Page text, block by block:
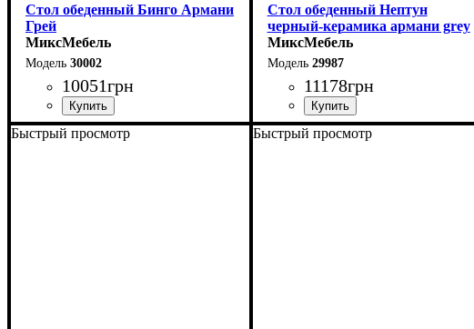
Стол обеденный Бинго Армани
Грей
МиксМебель
30002
10051грн
Стол обеденный Нептун
черный-керамика армани grey
МиксМебель
29987
11178грн
Быстрый просмотр Быстрый просмотр